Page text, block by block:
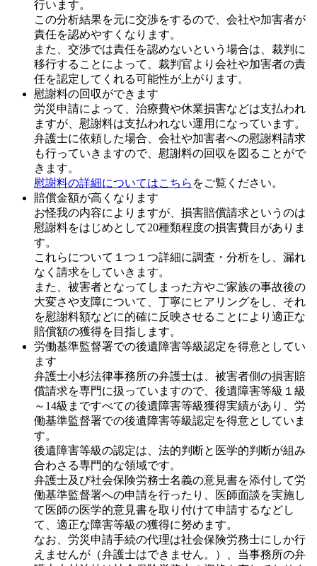
行います。
この分析結果を元に交渉をするので、会社や加害者が
責任を認めやすくなります。
また、交渉では責任を認めないという場合は、裁判に
移行することによって、裁判官より会社や加害者の責
任を認定してくれる可能性が上がります。
慰謝料の回収ができます
労災申請によって、治療費や休業損害などは支払われ
ますが、慰謝料は支払われない運用になっています。
弁護士に依頼した場合、 会社や加害者への慰謝料請求
も行っていきますので、慰謝料の回収を図ることがで
きます。
慰謝料の詳細についてはこちら をご覧ください。
賠償金額が高くなります
お怪我の内容によりますが、損害賠償請求というのは
慰謝料をはじめとして20種類程度の損害費目がありま
す。
これらについて １つ１つ詳細に調査・分析をし、漏れ
なく請求をしていきます。
また、 被害者となってしまった方やご家族の事故後の
大変さや支障について、丁寧にヒアリングをし、それ
を慰謝料額などに的確に反映させることにより適正な
賠償額の獲得を目指します。
労働基準監督署での後遺障害等級認定を得意としてい
ます
弁護士小杉法律事務所の弁護士は、被害者側の損害賠
償請求を専門に扱っていますので、 後遺障害等級１級
～14級まですべての後遺障害等級獲得実績があり、労
働基準監督署での後遺障害等級認定を得意としていま
す。
後遺障害等級の認定は、法的判断と医学的判断が組み
合わさる専門的な領域です。
弁護士及び社会保険労務士名義の意見書を添付して労
働基準監督署への申請を行ったり、医師面談を実施し
て医師の医学的意見書を取り付けて申請するなどし
て、適正な障害等級の獲得に努めます。
なお、 労災申請手続の代理は社会保険労務士にしか行
えませんが（弁護士はできません。）、当事務所の弁